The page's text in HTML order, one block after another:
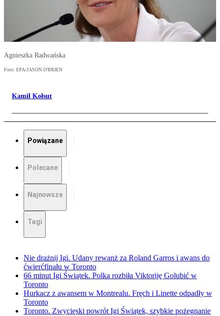
Agnieszka Radwańska
Foto: EPA/JASON O'BRIEN
Kamil Kołsut
Powiązane
Polecane
Najnowsze
Tagi
Nie drażnij Igi. Udany rewanż za Roland Garros i awans do
ćwierćfinału w Toronto
66 minut Igi Świątek. Polka rozbiła Viktoriję Golubić w
Toronto
Hurkacz z awansem w Montrealu. Fręch i Linette odpadły w
Toronto
Toronto. Zwycięski powrót Igi Świątek, szybkie pożegnanie